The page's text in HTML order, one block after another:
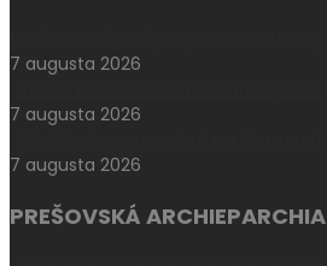
7 augusta 2026
7 augusta 2026
7 augusta 2026
PREŠOVSKÁ ARCHIEPARCHIA